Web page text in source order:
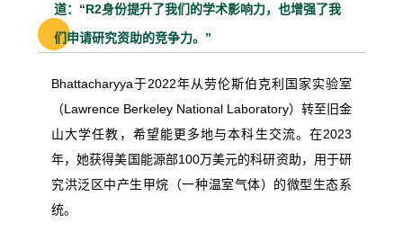
道：“R2身份提升了我们的学术影响力，也增强了我
们申请研究资助的竞争力。”
Bhattacharyya于2022年从劳伦斯伯克利国家实验室
（Lawrence Berkeley National Laboratory）转至旧金
山大学任教，希望能更多地与本科生交流。在2023
年，她获得美国能源部100万美元的科研资助，用于研
究洪泛区中产生甲烷（一种温室气体）的微型生态系
统。